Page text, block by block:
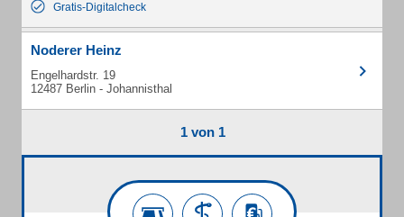
Gratis-Digitalcheck
Noderer Heinz
Engelhardstr. 19
12487 Berlin - Johannisthal
1 von 1